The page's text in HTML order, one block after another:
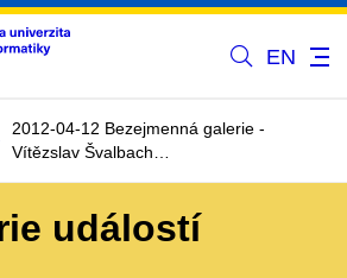
EN
2012-04-12 Bezejmenná galerie -
Vítězslav Švalbach…
událostí